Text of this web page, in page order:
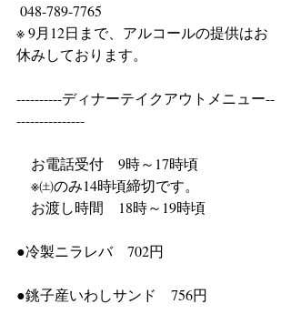
048-789-7765
※ 9月12日まで、アルコールの提供はお
休みしております。
----------ディナーテイクアウトメニュー--
---------------
お電話受付　9時～17時頃
※㈯のみ14時頃締切です。
お渡し時間　18時～19時頃
●冷製ニラレバ　702円
●銚子産いわしサンド　756円